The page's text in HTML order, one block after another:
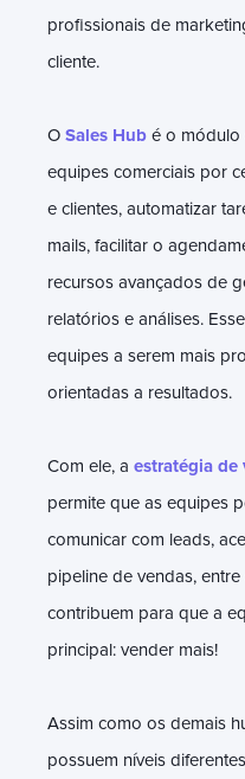
profissionais de
cliente.
O Sales Hub é o módulo
equipes comerciais por
e clientes, automatizar
mails, facilitar o
recursos avançados de
relatórios e análises.
equipes a serem mais
orientadas a resultados.
Com ele, a estratégia de
permite que as equipes
comunicar com leads,
pipeline de vendas,
contribuem para que a
principal: vender mais!
Assim como os demais
possuem níveis